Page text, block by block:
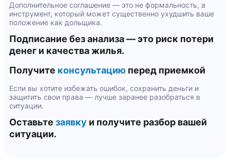
Дополнительное соглашение — это не формальность, а
инструмент, который может существенно ухудшить ваше
положение как дольщика.
Подписание без анализа — это риск потери
денег и качества жилья.
Получите консультацию перед приемкой
Если вы хотите избежать ошибок, сохранить деньги и
защитить свои права — лучше заранее разобраться в
ситуации.
Оставьте заявку и получите разбор вашей
ситуации.